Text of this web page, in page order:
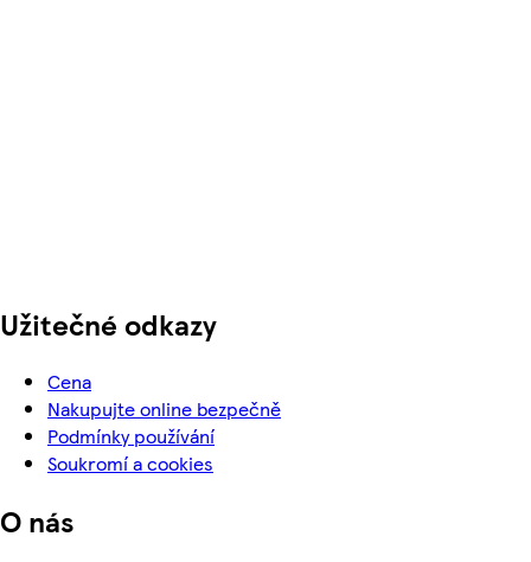
Užitečné odkazy
Cena
Nakupujte online bezpečně
Podmínky používání
Soukromí a cookies
O nás